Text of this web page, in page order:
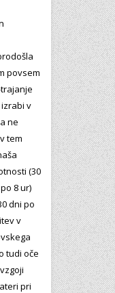
povsem
v
ne
tem
(30
8 ur)
dni po
v
tudi oče
pri